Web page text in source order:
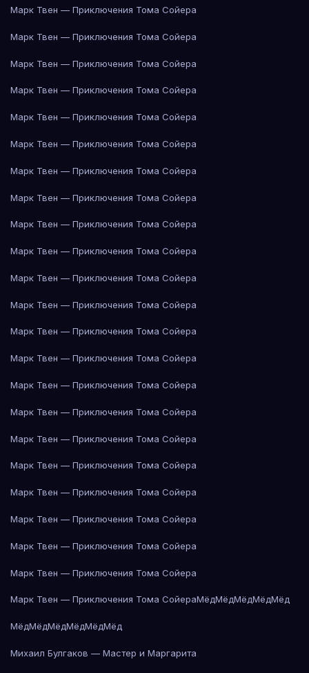
Марк Твен — Приключения Тома Сойера
Марк Твен — Приключения Тома Сойера
Марк Твен — Приключения Тома Сойера
Марк Твен — Приключения Тома Сойера
Марк Твен — Приключения Тома Сойера
Марк Твен — Приключения Тома Сойера
Марк Твен — Приключения Тома Сойера
Марк Твен — Приключения Тома Сойера
Марк Твен — Приключения Тома Сойера
Марк Твен — Приключения Тома Сойера
Марк Твен — Приключения Тома Сойера
Марк Твен — Приключения Тома Сойера
Марк Твен — Приключения Тома Сойера
Марк Твен — Приключения Тома Сойера
Марк Твен — Приключения Тома Сойера
Марк Твен — Приключения Тома Сойера
Марк Твен — Приключения Тома Сойера
Марк Твен — Приключения Тома Сойера
Марк Твен — Приключения Тома Сойера
Марк Твен — Приключения Тома Сойера
Марк Твен — Приключения Тома Сойера
Марк Твен — Приключения Тома Сойера
Марк Твен — Приключения Тома СойераМёдМёдМёдМёдМёд
МёдМёдМёдМёдМёдМёд
Михаил Булгаков — Мастер и Маргарита